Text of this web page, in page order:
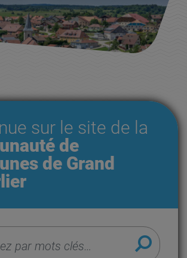
sur le site de la
de
de Grand
vous ?